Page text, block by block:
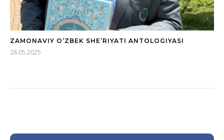
ZAMONAVIY O’ZBEK SHE’RIYATI ANTOLOGIYASI
28.05.2025